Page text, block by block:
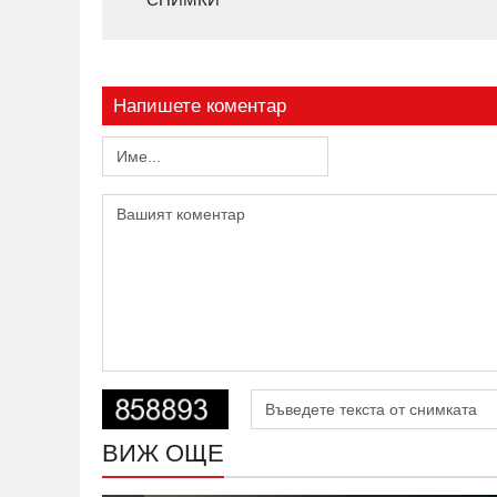
Напишете коментар
ВИЖ ОЩЕ